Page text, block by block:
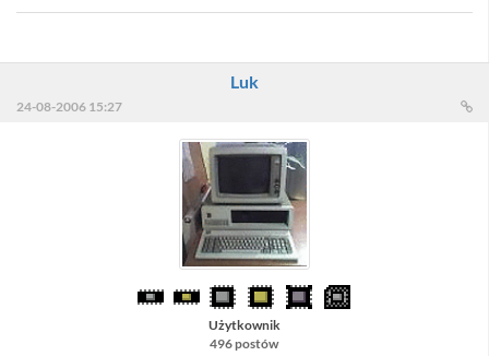
Luk
24-08-2006 15:27
Użytkownik
496 postów